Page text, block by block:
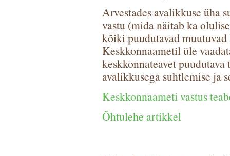
Arvestades avalikkuse üha
vastu (mida näitab ka
kõiki puudutavad
Keskkonnaametil üle
keskkonnateavet
avalikkusega suhtlemise ja
Keskkonnaameti vastus
Õhtulehe artikkel